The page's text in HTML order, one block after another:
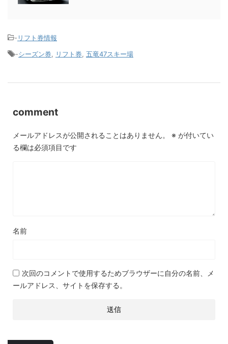
- リフト券情報
-シーズン券, リフト券, 五竜47スキー場
comment
メールアドレスが公開されることはありません。 ※ が付いてい
る欄は必須項目です
名前
次回のコメントで使用するためブラウザーに自分の名前、メ
ールアドレス、サイトを保存する。